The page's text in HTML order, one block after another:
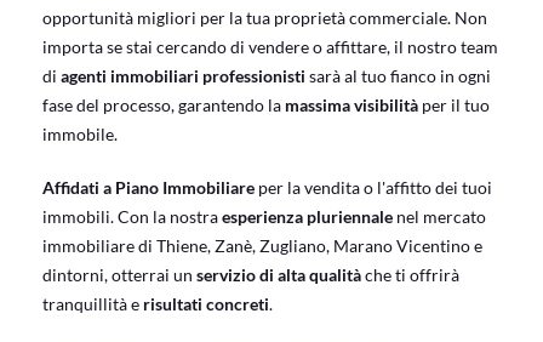
opportunità migliori per la tua proprietà commerciale. Non
importa se stai cercando di vendere o affittare, il nostro team
di agenti immobiliari professionisti sarà al tuo fianco in ogni
fase del processo, garantendo la massima visibilità per il tuo
immobile.
Affidati a Piano Immobiliare per la vendita o l'affitto dei tuoi
immobili. Con la nostraesperienza pluriennale nel mercato
immobiliare di Thiene, Zanè, Zugliano, Marano Vicentino e
dintorni, otterrai un servizio di alta qualitàche ti offrirà
tranquillità e risultati concreti.